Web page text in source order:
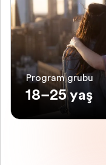
Program grubu
18–25 yaş